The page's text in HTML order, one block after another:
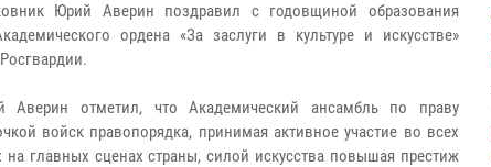
Юрий Аверин поздравил с годовщиной образования
ордена «За заслуги в культуре и искусстве»
Аверин отметил, что Академический ансамбль по праву
войск правопорядка, принимая активное участие во всех
на главных сценах страны, силой искусства повышая престиж